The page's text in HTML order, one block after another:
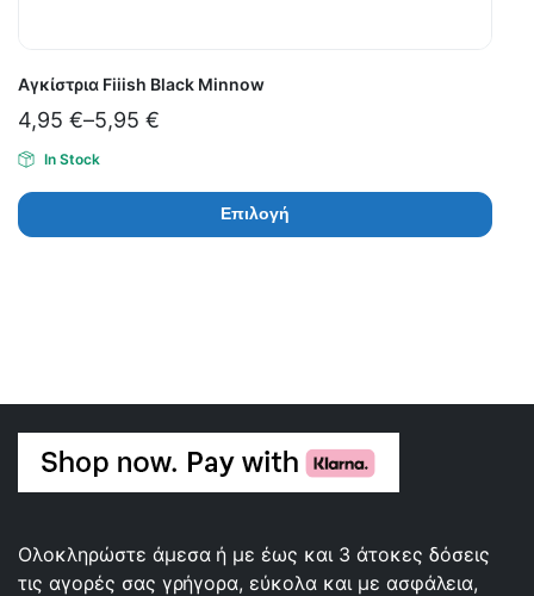
Αγκίστρια Fiiish Black Minnow
4,95 €–5,95 €
In Stock
Επιλογή
Ολοκληρώστε άμεσα ή με έως και 3 άτοκες δόσεις
τις αγορές σας γρήγορα, εύκολα και με ασφάλεια,